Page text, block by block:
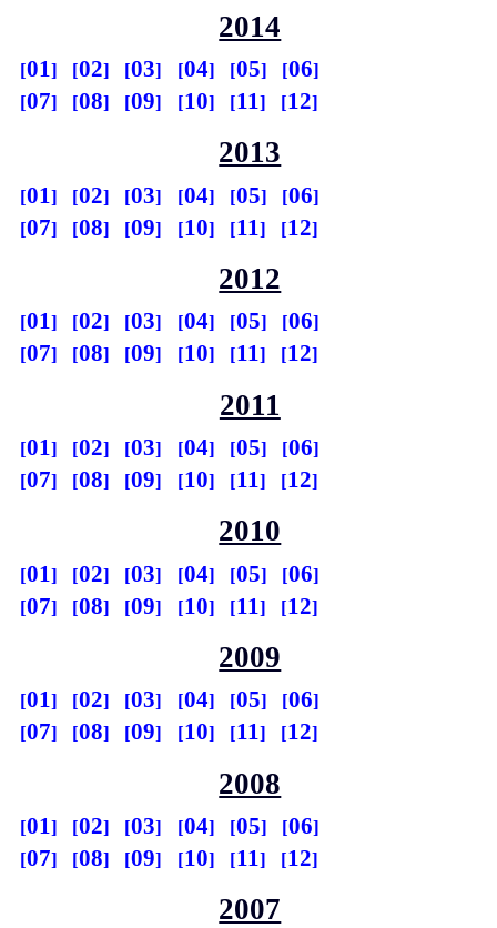
2014
01 02 03 04 05
06
07
08 09 10 11 12
2013
01 02 03 04 05
06
07
08 09 10 11 12
2012
01 02 03 04 05
06
07
08 09 10 11 12
2011
01 02 03 04 05
06
07
08 09 10 11 12
2010
01 02 03 04 05
06
07
08 09 10 11 12
2009
01 02 03 04 05
06
07
08 09 10 11 12
2008
01 02 03 04 05
06
07
08 09 10 11 12
2007